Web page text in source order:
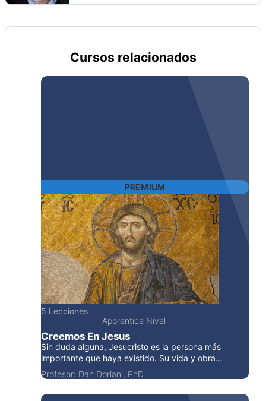
Cursos relacionados
PREMIUM
5 Lecciones
Apprentice Nivel
Creemos En Jesus
Sin duda alguna, Jesucristo es la persona más
importante que haya existido. Su vida y obra...
Profesor: Dan Doriani, PhD